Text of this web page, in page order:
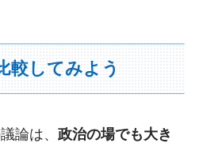
較してみよう
論は、 政治の場でも大き